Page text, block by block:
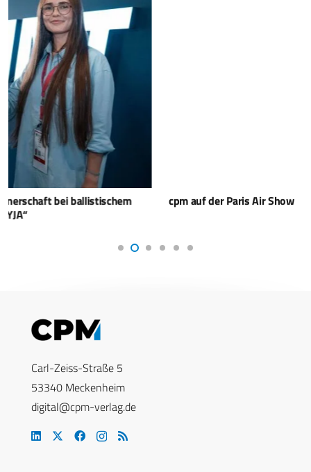
cpm auf der Paris Air Show
Carl-Zeiss-Straße 5
53340 Meckenheim
digital@cpm-verlag.de